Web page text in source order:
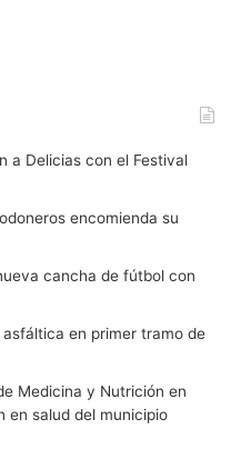
a Delicias con el Festival
encomienda su
cancha de fútbol con
en primer tramo de
Medicina y Nutrición en
en salud del municipio